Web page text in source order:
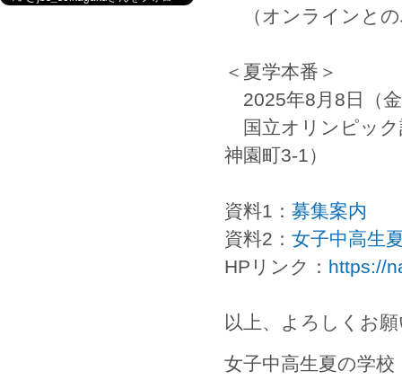
（オンラインと
＜夏学本番＞
2025年8月8日（
国立オリンピック
神園町3-1）
資料1： 募集案内
資料2： 女子中高生
HPリンク： https://
以上、よろしくお
女子中高生夏の学校